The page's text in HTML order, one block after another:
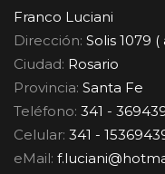
Franco Luciani
Dirección: Solis 1079
Ciudad: Rosario
Provincia: Santa Fe
Teléfono: 341 -
Celular: 341 -
eMail: f.luciani@